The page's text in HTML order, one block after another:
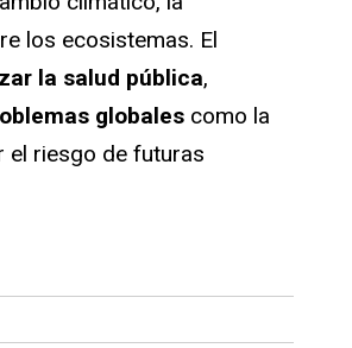
los ecosistemas. El
la salud pública,
globales como la
el riesgo de futuras